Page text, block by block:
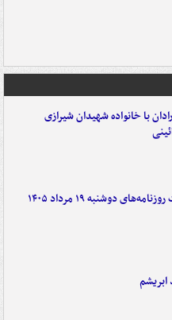
با خانواده‌ شهیدان شیرازی
دوشنبه ۱۹ مرداد ۱۴۰۵
ابریشم